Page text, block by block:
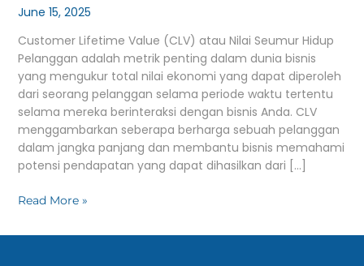
June 15, 2025
Customer Lifetime Value (CLV) atau Nilai Seumur Hidup
Pelanggan adalah metrik penting dalam dunia bisnis
yang mengukur total nilai ekonomi yang dapat diperoleh
dari seorang pelanggan selama periode waktu tertentu
selama mereka berinteraksi dengan bisnis Anda. CLV
menggambarkan seberapa berharga sebuah pelanggan
dalam jangka panjang dan membantu bisnis memahami
potensi pendapatan yang dapat dihasilkan dari […]
Read More »